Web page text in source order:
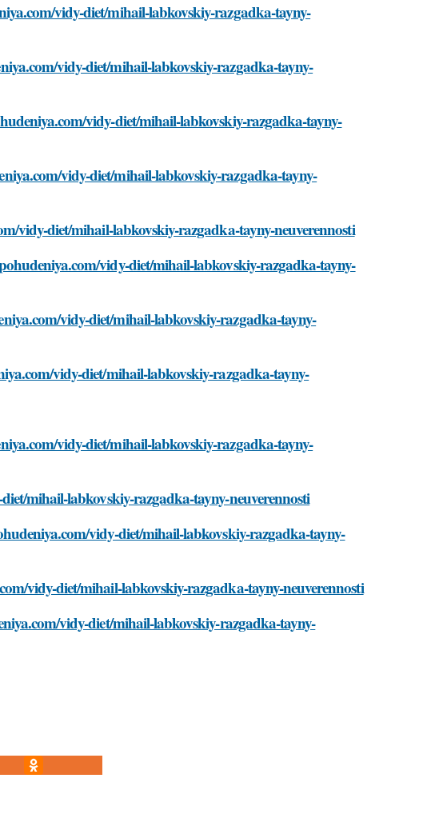
vidy-diet/mihail-labkovskiy-razgadka-tayny-
vidy-diet/mihail-labkovskiy-razgadka-tayny-
vidy-diet/mihail-labkovskiy-razgadka-tayny-
vidy-diet/mihail-labkovskiy-razgadka-tayny-
vidy-diet/mihail-labkovskiy-razgadka-tayny-neuverennosti
vidy-diet/mihail-labkovskiy-razgadka-tayny-
vidy-diet/mihail-labkovskiy-razgadka-tayny-
vidy-diet/mihail-labkovskiy-razgadka-tayny-
vidy-diet/mihail-labkovskiy-razgadka-tayny-
mihail-labkovskiy-razgadka-tayny-neuverennosti
vidy-diet/mihail-labkovskiy-razgadka-tayny-
vidy-diet/mihail-labkovskiy-razgadka-tayny-neuverennosti
vidy-diet/mihail-labkovskiy-razgadka-tayny-